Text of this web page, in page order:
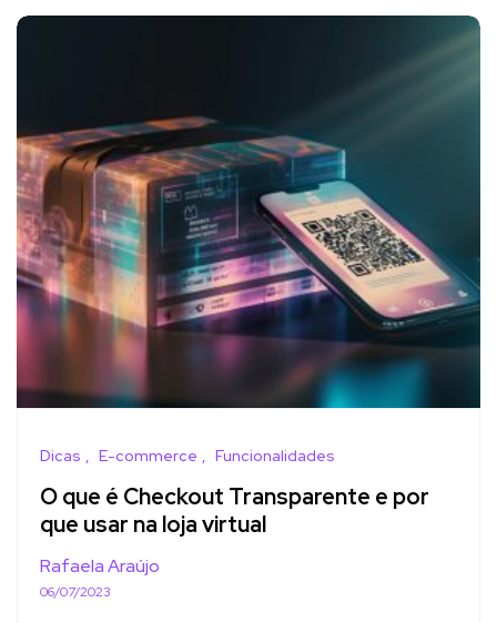
Dicas E-commerce Funcionalidades
O que é Checkout Transparente e por
que usar na loja virtual
Rafaela Araújo
06/07/2023